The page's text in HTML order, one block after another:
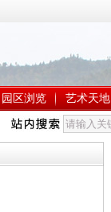
园区浏览 艺术天地